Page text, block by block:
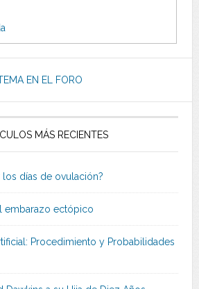
EN EL FORO
MÁS RECIENTES
días de ovulación?
embarazo ectópico
Procedimiento y Probabilidades